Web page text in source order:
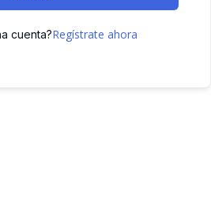
cuenta?Regístrate ahora